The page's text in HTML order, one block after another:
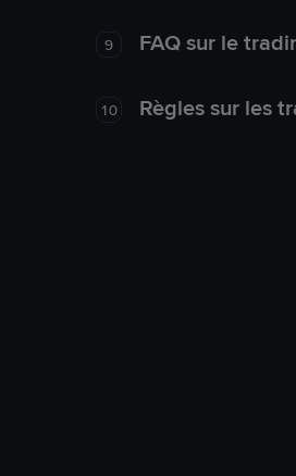
9 FAQ sur le
10 Règles sur les